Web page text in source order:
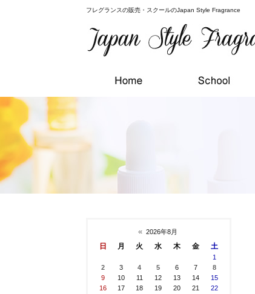
フレグランスの販売・スクールのJapan Style Fragrance
« 2026年8月
日 月 火 水 木 金 土
1
2
3 4 5 6 7
8
9
10 11 12 13 14
15
16
17 18 19 20 21
22